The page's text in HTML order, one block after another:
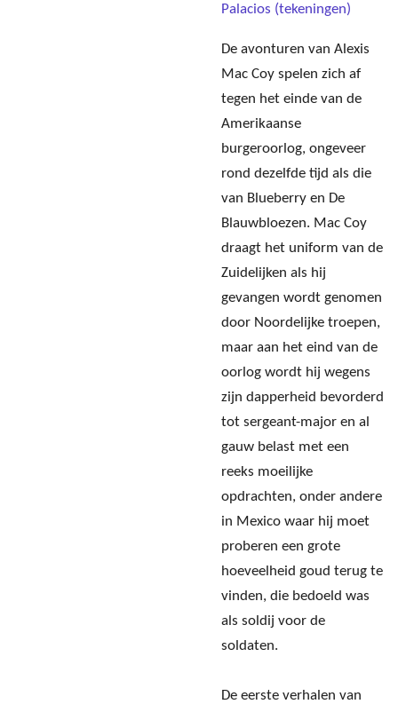
Palacios (tekeningen)
De avonturen van Alexis
Mac Coy spelen zich af
tegen het einde van de
Amerikaanse
burgeroorlog, ongeveer
rond dezelfde tijd als die
van Blueberry en De
Blauwbloezen. Mac Coy
draagt het uniform van de
Zuidelijken als hij
gevangen wordt genomen
door Noordelijke troepen,
maar aan het eind van de
oorlog wordt hij wegens
zijn dapperheid bevorderd
tot sergeant-major en al
gauw belast met een
reeks moeilijke
opdrachten, onder andere
in Mexico waar hij moet
proberen een grote
hoeveelheid goud terug te
vinden, die bedoeld was
als soldij voor de
soldaten.
De eerste verhalen van